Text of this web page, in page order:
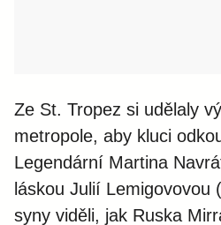
Ze St. Tropez si udělaly
metropole, aby kluci
Legendární Martina
láskou Julií Lemigovovou
syny viděli, jak Ruska